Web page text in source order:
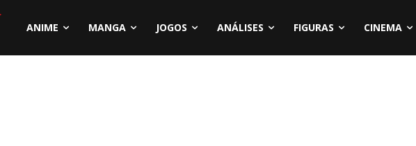
ANIME MANGA JOGOS ANÁLISES FIGURAS CINEMA